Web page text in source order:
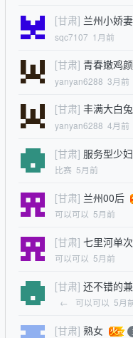
[甘肃] 兰州小娇
sqc7107 1月前
[甘肃] 青春嫩鸡
yanyan6288 3月前
[甘肃] 丰满大白
yanyan6288 4月前
[甘肃] 服务型少妇
比赛 5月前
[甘肃] 兰州00后
可以可以 5月前
[甘肃] 七里河单
可以可以 5月前
[甘肃] 还不错的
← 可以可以 5月
[甘肃] 熟女